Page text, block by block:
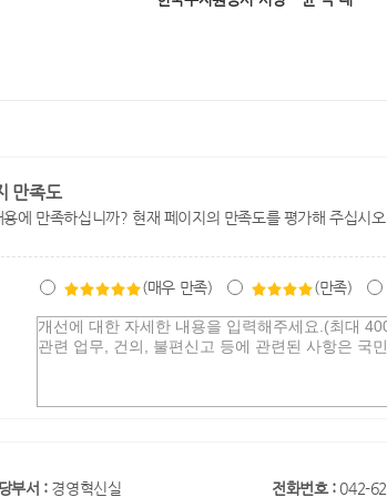
만족도
에 만족하십니까? 현재 페이지의 만족도를 평가해 주십시
(매우 만족) (만족)
부서 : 경영혁신실 전화번호 : 042-